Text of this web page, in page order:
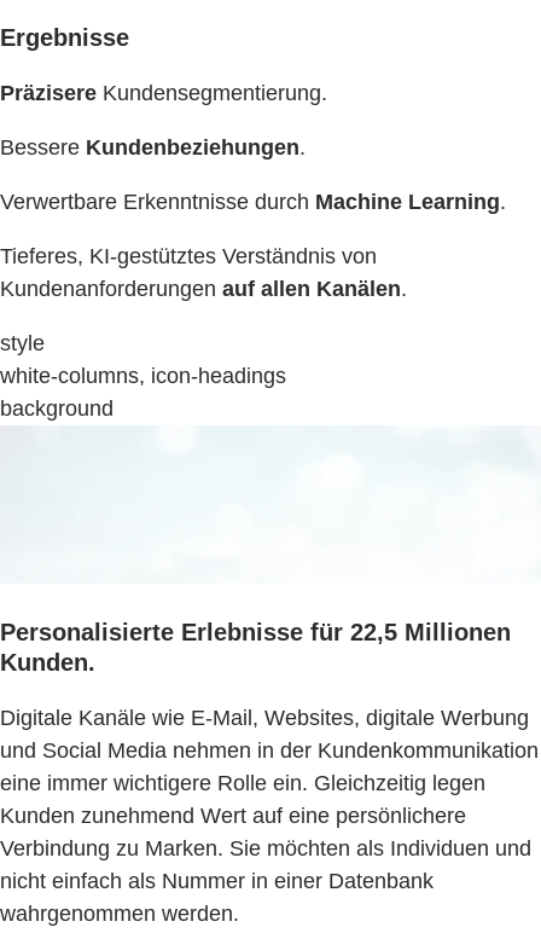
Ergebnisse
Präzisere Kundensegmentierung.
Bessere Kundenbeziehungen.
Verwertbare Erkenntnisse durch Machine Learning.
Tieferes, KI-gestütztes Verständnis von
Kundenanforderungen auf allen Kanälen.
style
white-columns, icon-headings
background
Personalisierte Erlebnisse für 22,5 Millionen
Kunden.
Digitale Kanäle wie E-Mail, Websites, digitale Werbung
und Social Media nehmen in der Kundenkommunikation
eine immer wichtigere Rolle ein. Gleichzeitig legen
Kunden zunehmend Wert auf eine persönlichere
Verbindung zu Marken. Sie möchten als Individuen und
nicht einfach als Nummer in einer Datenbank
wahrgenommen werden.